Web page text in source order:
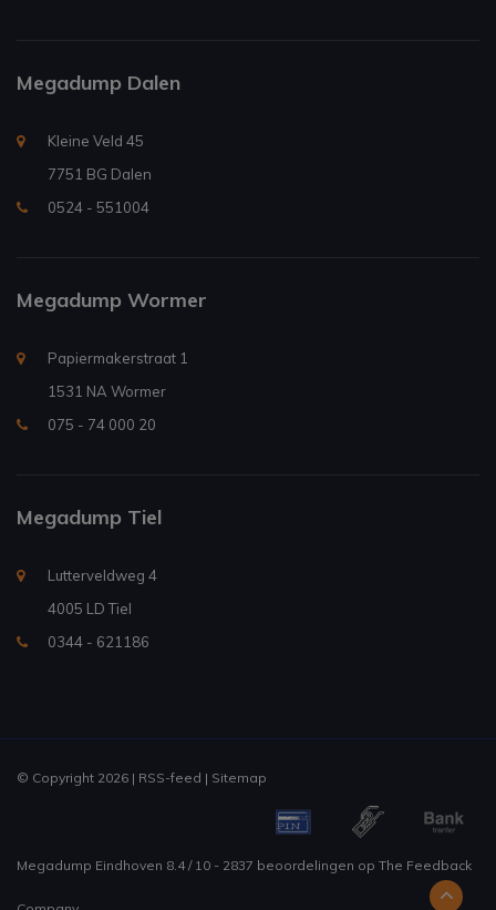
Megadump Dalen
Kleine Veld 45
7751 BG Dalen
0524 - 551004
Megadump Wormer
Papiermakerstraat 1
1531 NA Wormer
075 - 74 000 20
Megadump Tiel
Lutterveldweg 4
4005 LD Tiel
0344 - 621186
© Copyright 2026 | RSS-feed | Sitemap
Megadump Eindhoven 8.4/ 10 - 2837 beoordelingen op The Feedback